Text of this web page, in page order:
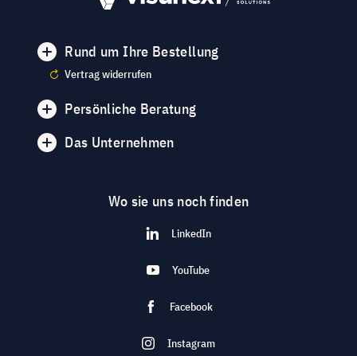
Rund um Ihre Bestellung
Vertrag widerrufen
Persönliche Beratung
Das Unternehmen
Wo sie uns noch finden
LinkedIn
YouTube
Facebook
Instagram